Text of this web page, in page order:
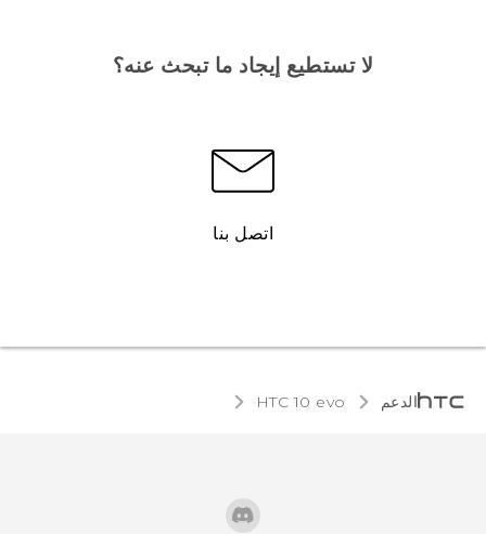
لا تستطيع إيجاد ما تبحث عنه؟
اتصل بنا
الدعم HTC 10 evo‎